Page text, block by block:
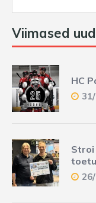
Viimased
HC
Stroi